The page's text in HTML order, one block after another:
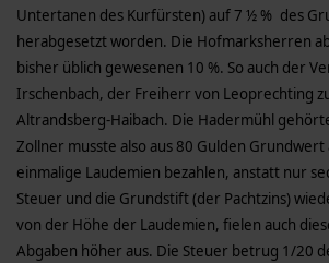
Untertanen des Kurfürsten) auf 7 ½ % des
herabgesetzt worden. Die Hofmarksherren
bisher üblich gewesenen 10 %. So auch der
Irschenbach, der Freiherr von Leoprechting
Altrandsberg-Haibach. Die Hadermühl
Zollner musste also aus 80 Gulden Grundwert
einmalige Laudemien bezahlen, anstatt nur
Steuer und die Grundstift (der Pachtzins)
von der Höhe der Laudemien, fielen auch
Abgaben höher aus. Die Steuer betrug 1/20